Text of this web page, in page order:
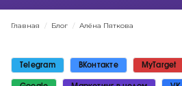
Главная / Блог / Алёна Пяткова
Telegram ВКонтакте MyTarget